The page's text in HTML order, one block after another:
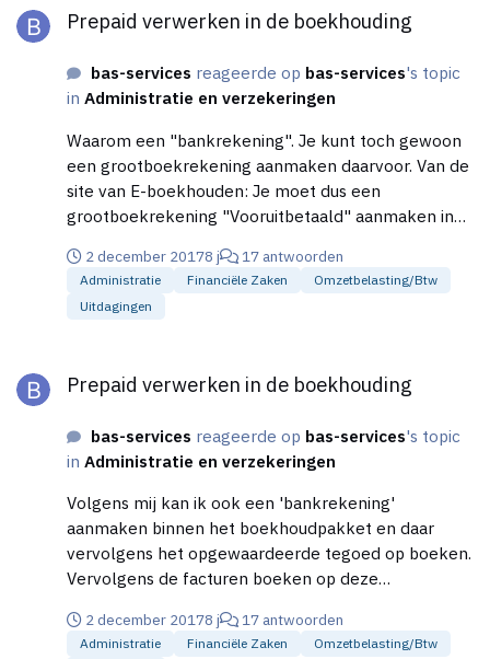
Prepaid verwerken in de boekhouding
bas-services reageerde op bas-services's topic
in Administratie en verzekeringen
Waarom een "bankrekening". Je kunt toch gewoon
een grootboekrekening aanmaken daarvoor. Van de
site van E-boekhouden: Je moet dus een
grootboekrekening "Vooruitbetaald" aanmaken in
naar die rekening bij betaling. Uiteindelijk boek je de
factuur en btw en dan dat totaalbedrag daarvan
tegen op die rekening. Bedankt voor je reactie. Dit
memoriaal-boeking als ik het goed begrijp, om het
verschuiven. Een aparte bankrekening aanmaken
leek mij iets makkelijker. Weet alleen niet of dat de
juiste manier is.
2 december 20178 j 17 antwoorden
Administratie Financiële Zaken
Omzetbelasting/btw
Uitdagingen
Prepaid verwerken in de boekhouding
bas-services reageerde op bas-services's topic
in Administratie en verzekeringen
Volgens mij kan ik ook een 'bankrekening'
aanmaken binnen het boekhoudpakket en daar
vervolgens het opgewaardeerde tegoed op boeken.
Vervolgens de facturen boeken op deze
2 december 20178 j 17 antwoorden
Administratie Financiële Zaken
Omzetbelasting/btw